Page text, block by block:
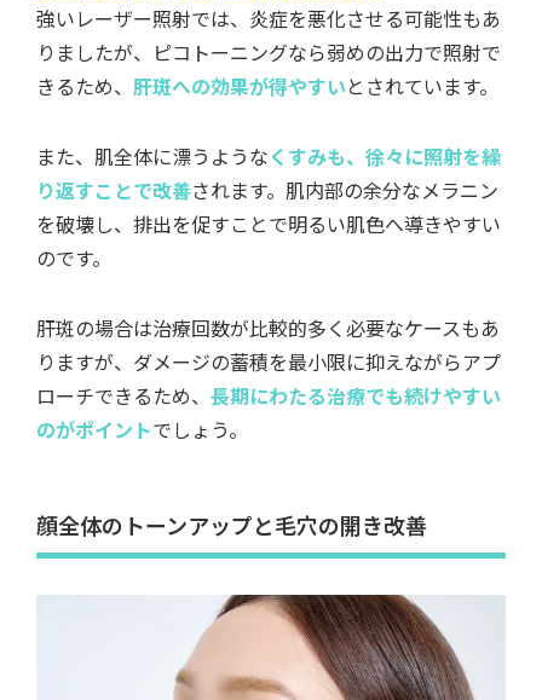
強いレーザー照射では、炎症を悪化させる可能性もあ
りましたが、ピコトーニングなら弱めの出力で照射で
きるため、 肝斑への効果が得やすいとされています。
また、肌全体に漂うようなくすみも、徐々に照射を繰
り返すことで改善されます。肌内部の余分なメラニン
を破壊し、排出を促すことで明るい肌色へ導きやすい
のです。
肝斑の場合は治療回数が比較的多く必要なケースもあ
りますが、ダメージの蓄積を最小限に抑えながらアプ
ローチできるため、 長期にわたる治療でも続けやすい
のがポイントでしょう。
顔全体のトーンアップと毛穴の開き改善